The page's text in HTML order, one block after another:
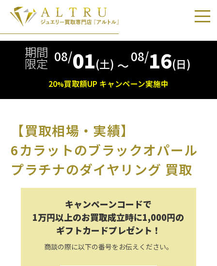
期間
限定 08/01(土) 〜
08/16(日)
20%買取額UP キャンペーン実施中
【買取相場・実績】
6カラットのブラックオパール
プラチナのダイヤリング 買取
キャンペーンコードで
1万円以上のお買取成立時に1,000円の
ギフトカードプレゼント！
商談の際に以下の番号をお伝えください。